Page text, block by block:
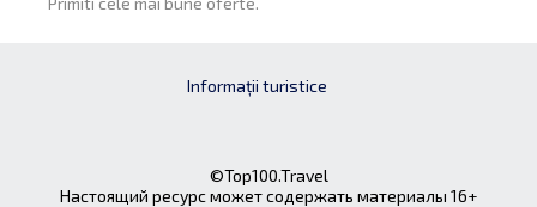
Informații turistice
©Top100.Travel
Настоящий ресурс может содержать материалы 16+